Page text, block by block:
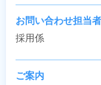
お問い合わせ担当者
採用係
ご案内